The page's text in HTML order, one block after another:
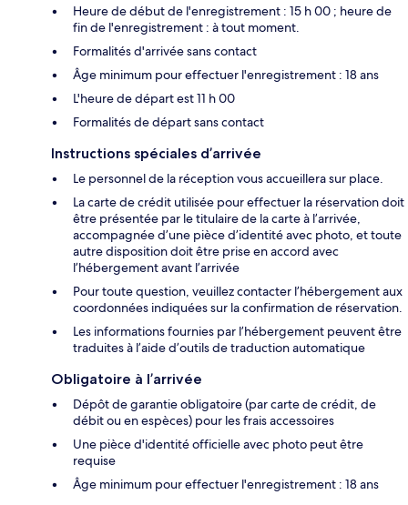
Heure de début de l'enregistrement : 15 h 00 ; heure de
fin de l'enregistrement : à tout moment.
Formalités d'arrivée sans contact
Âge minimum pour effectuer l'enregistrement : 18 ans
L'heure de départ est 11 h 00
Formalités de départ sans contact
Instructions spéciales d’arrivée
Le personnel de la réception vous accueillera sur place.
La carte de crédit utilisée pour effectuer la réservation doit
être présentée par le titulaire de la carte à l’arrivée,
accompagnée d’une pièce d’identité avec photo, et toute
autre disposition doit être prise en accord avec
l’hébergement avant l’arrivée
Pour toute question, veuillez contacter l’hébergement aux
coordonnées indiquées sur la confirmation de réservation.
Les informations fournies par l’hébergement peuvent être
traduites à l’aide d’outils de traduction automatique
Obligatoire à l’arrivée
Dépôt de garantie obligatoire (par carte de crédit, de
débit ou en espèces) pour les frais accessoires
Une pièce d'identité officielle avec photo peut être
requise
Âge minimum pour effectuer l'enregistrement : 18 ans